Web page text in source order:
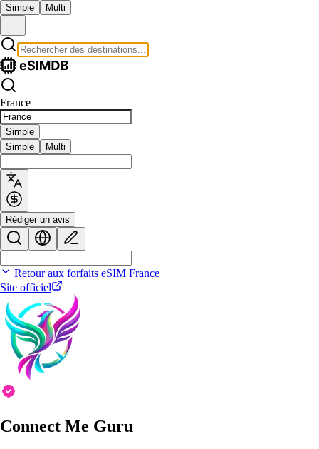
Simple Multi
France
Simple
Simple
Multi
Rédiger un avis
Retour aux forfaits eSIM France
Site officiel
Connect Me Guru